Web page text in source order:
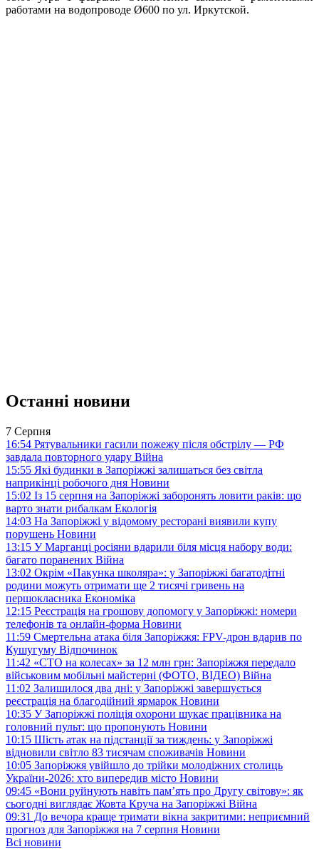
работами на водопроводе Ø600 по ул. Иркутской.
Останні новини
7 Серпня
16:54 Рятувальники гасили пожежу після обстрілу — РФ
завдала повторного удару Війна
15:55 Які будинки в Запоріжжі залишаться без світла
наприкінці робочого дня Новини
15:02 Із 15 серпня на Запоріжжі заборонять ловити раків: що
варто знати рибалкам Екологія
14:03 На Запоріжжі у відомому ресторані виявили купу
порушень Новини
13:15 У Марганці росіяни вдарили біля місця набору води:
багато поранених Війна
13:02 Окрім «Пакунка школяра»: у Запоріжжі багатодітні
родини можуть отримати ще 2 тисячі гривень на
першокласника Економіка
12:15 Реєстрація на грошову допомогу у Запоріжжі: номери
телефонів та онлайн-форма Новини
11:59 Смертельна атака біля Запоріжжя: FPV-дрон вдарив по
Кушугуму Відпочинок
11:42 «СТО на колесах» за 12 млн грн: Запоріжжя передало
військовим мобільні майстерні (ФОТО, ВІДЕО) Війна
11:02 Залишилося два дні: у Запоріжжі завершується
реєстрація на благодійний ярмарок Новини
10:35 У Запоріжжі поліція охорони шукає працівника на
головний пульт: що пропонують Новини
10:15 Шість атак на підстанції за тиждень: у Запоріжжі
відновили світло 83 тисячам споживачів Новини
10:05 Запоріжжя увійшло до трійки молодіжних столиць
України-2026: хто випередив місто Новини
09:45 «Вони руйнують навіть пам’ять про Другу світову»: як
сьогодні виглядає Жовта Круча на Запоріжжі Війна
09:31 До вечора краще тримати вікна закритими: неприємний
прогноз для Запоріжжя на 7 серпня Новини
Всі новини